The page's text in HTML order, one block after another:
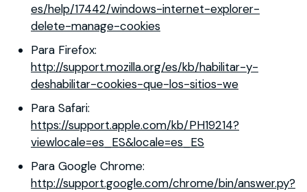
es/help/17442/windows-internet-explorer-
delete-manage-cookies
Para Firefox:
http://support.mozilla.org/es/kb/habilitar-y-
deshabilitar-cookies-que-los-sitios-we
Para Safari:
https://support.apple.com/kb/PH19214?
viewlocale=es_ES&locale=es_ES
Para Google Chrome:
http://support.google.com/chrome/bin/answer.py?